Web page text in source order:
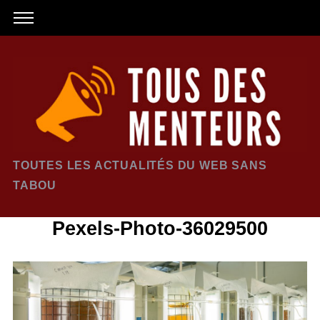
TOUTES LES ACTUALITÉS DU WEB SANS
TABOU
Pexels-Photo-36029500